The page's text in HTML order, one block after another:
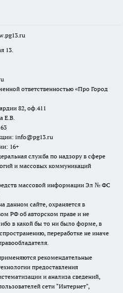
13.
ответственностью «Про Город
82, оф.411
Е.В.
info@pg13.ru
16+
служба по надзору в сфере
и массовых коммуникаций
массовой информации Эл № ФС
данном сайте, охраняется в
РФ об авторском праве и не
в какой бы то ни было форме, в
переработке не иначе
рекомендательные
предоставления
и анализа сведений,
сети "Интернет",